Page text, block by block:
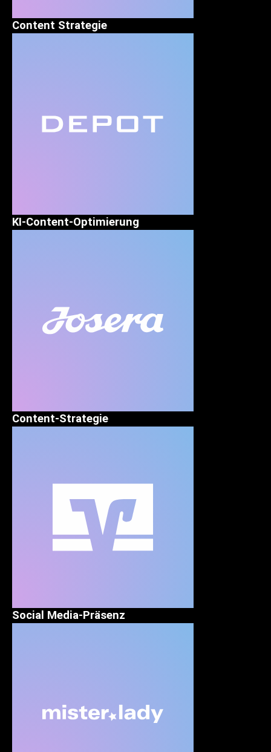
Content Strategie
KI-Content-Optimierung
Content-Strategie
Social Media-Präsenz